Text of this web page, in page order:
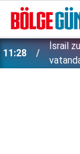
11:28
İsrail